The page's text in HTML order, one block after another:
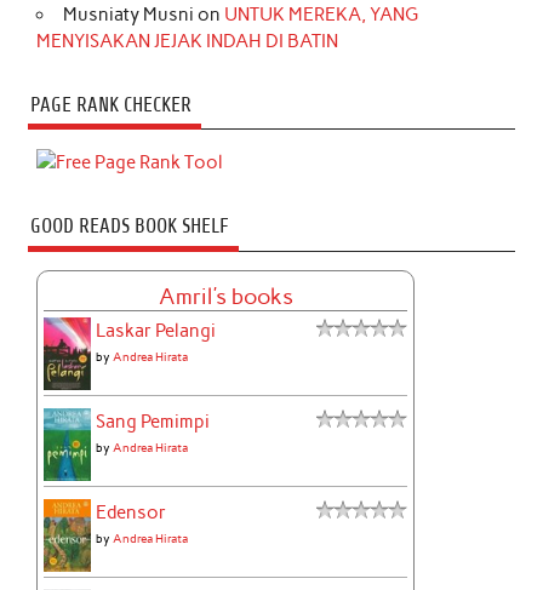
Musniaty Musni on UNTUK MEREKA, YANG
MENYISAKAN JEJAK INDAH DI BATIN
PAGE RANK CHECKER
GOOD READS BOOK SHELF
Amril's books
Laskar Pelangi
byAndrea Hirata
Sang Pemimpi
byAndrea Hirata
Edensor
byAndrea Hirata